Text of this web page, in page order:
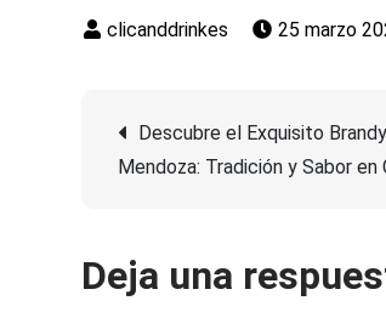
25 marzo
entradas
Descubre el Exquisito
Mendoza: Tradición y Sabor en
Deja una